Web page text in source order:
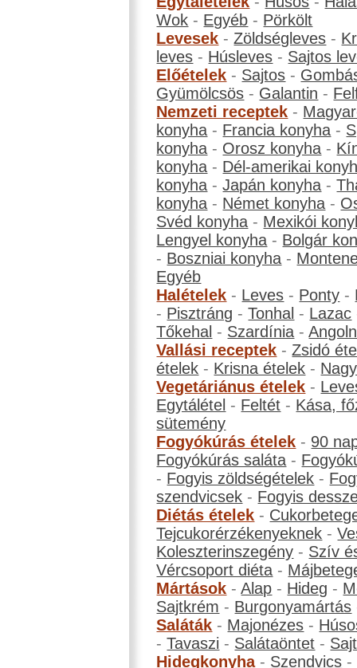
Wok - Egyéb - Pörkölt
Levesek -Zöldségleves -
leves - Húsleves - Sajtos
Előételek - Sajtos -
Gyümölcsös - Galantin -
Nemzeti receptek -
konyha - Francia konyha -
konyha - Orosz konyha -
konyha - Dél-amerikai
konyha -Japán konyha -
konyha - Német konyha -
Svéd konyha - Mexikói
Lengyel konyha - Bolgár
- Boszniai konyha -
Egyéb
Halételek - Leves - Ponty -
- Pisztráng -Tonhal - Lazac
Tőkehal - Szardínia -
Vallási receptek -Zsidó
ételek - Krisna ételek -
Vegetáriánus ételek -
Egytálétel - Feltét - Kása,
sütemény
Fogyókúrás ételek - 90
Fogyókúrás saláta -
- Fogyis zöldségételek -
szendvicsek - Fogyis
Diétás ételek -
Tejcukorérzékenyeknek -
Koleszterinszegény - Szív
Vércsoport diéta -
Mártások -Alap - Hideg -
Sajtkrém - Burgonyamártás
Saláták - Majonézes -
-Tavaszi - Salátaöntet -
Hidegkonyha- Szendvics -